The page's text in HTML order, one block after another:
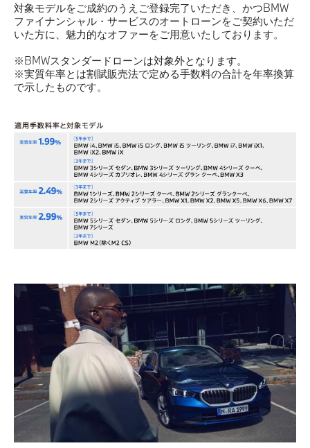
対象モデルをご成約のうえご登録完了いただき、かつBMW
ファイナンシャル・サービスのオートローンをご契約いただ
いた方に、魅力的なオファーをご用意いたしております。
※BMWスタンダードローンは対象外となります。
※実質年率とは割賦販売法で定める手数料の合計を年率換算
で示したものです。